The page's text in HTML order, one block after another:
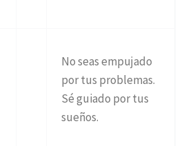
No seas empujado
por tus problemas.
Sé guiado por tus
sueños.